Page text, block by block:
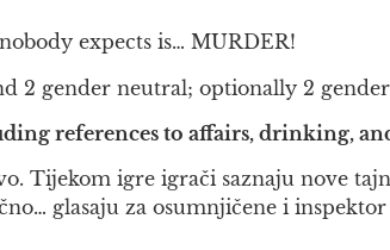
expects is… MURDER!
2 gender neutral; optionally 2
references to affairs, drinking,
Tijekom igre igrači saznaju nove
glasaju za osumnjičene i